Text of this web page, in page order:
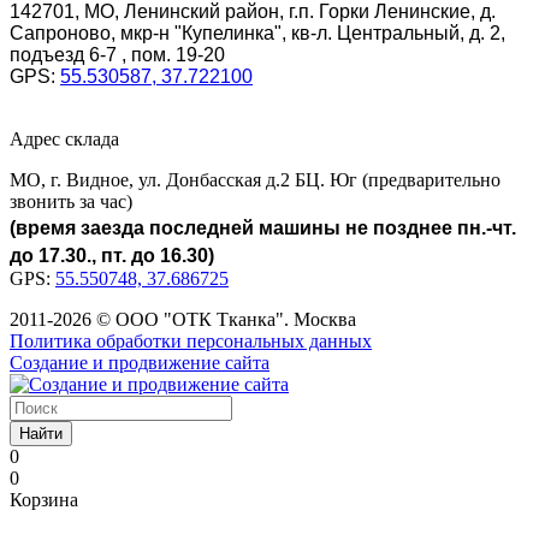
142701, МО, Ленинский район, г.п. Горки Ленинские, д.
Сапроново, мкр-н "Купелинка", кв-л. Центральный, д. 2,
подъезд 6-7 , пом. 19-20
GPS: 55.530587, 37.722100
Адрес склада
МО, г. Видное, ул. Донбасская д.2 БЦ. Юг (предварительно
звонить за час)
(время заезда последней машины не позднее пн.-чт.
до 17.30., пт. до 16.30)
GPS: 55.550748, 37.686725
2011-2026 © ООО "ОТК Тканка". Москва
Политика обработки персональных данных
Создание и продвижение сайта
Найти
0
0
Корзина